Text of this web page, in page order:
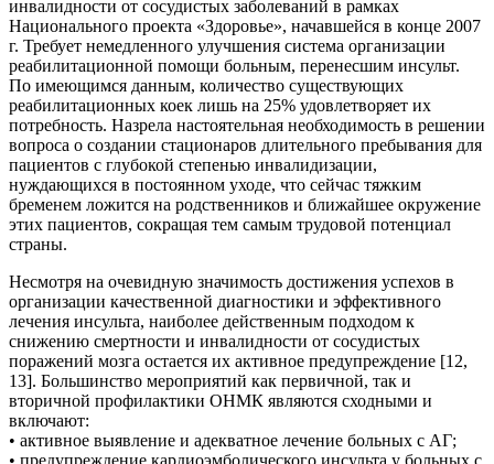
инвалидности от сосудистых заболеваний в рамках
Национального проекта «Здоровье», начавшейся в конце 2007
г. Требует немедленного улучшения система организации
реабилитационной помощи больным, перенесшим инсульт.
По имеющимся данным, количество существующих
реабилитационных коек лишь на 25% удовлетворяет их
потребность. Назрела настоятельная необходимость в решении
вопроса о создании стационаров длительного пребывания для
пациентов с глубокой степенью инвалидизации,
нуждающихся в постоянном уходе, что сейчас тяжким
бременем ложится на родственников и ближайшее окружение
этих пациентов, сокращая тем самым трудовой потенциал
страны.
Несмотря на очевидную значимость достижения успехов в
организации качественной диагностики и эффективного
лечения инсульта, наиболее действенным подходом к
снижению смертности и инвалидности от сосудистых
поражений мозга остается их активное предупреждение [12,
13]. Большинство мероприятий как первичной, так и
вторичной профилактики ОНМК являются сходными и
включают:
• активное выявление и адекватное лечение больных с АГ;
• предупреждение кардиоэмболического инсульта у больных с